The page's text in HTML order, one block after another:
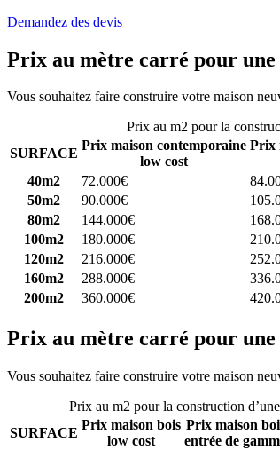
Demandez des devis
Prix au mètre carré pour
Vous souhaitez faire construire votre maison
Prix au m2 pour la
SURFACE
Prix maison contemporaine
low cost
Prix
40m2
72.000€
50m2
90.000€
80m2
144.000€
100m2
180.000€
120m2
216.000€
160m2
288.000€
200m2
360.000€
Prix au mètre carré pour une
Vous souhaitez faire construire votre maison
Prix au m2 pour la construction
SURFACE
Prix maison bois
low cost
Prix maison
entrée de